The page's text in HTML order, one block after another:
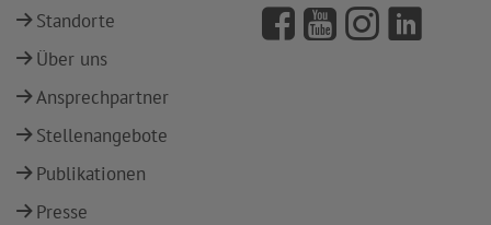
Standorte
Über uns
Ansprechpartner
Stellenangebote
Publikationen
Presse